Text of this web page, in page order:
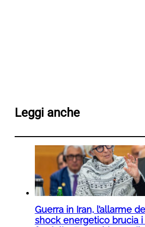
Leggi anche
Guerra in Iran, l’allarme
shock energetico brucia